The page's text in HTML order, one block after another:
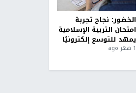
الخضور: نجاح تجربة
امتحان التربية الإسلامية
يمهد للتوسع إلكترونيًا
1 شهر ago